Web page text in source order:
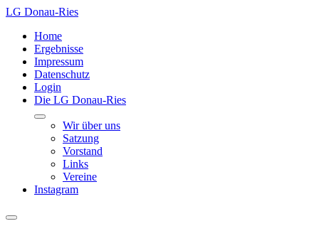
LG Donau-Ries
Home
Ergebnisse
Impressum
Datenschutz
Login
Die LG Donau-Ries
Wir über uns
Satzung
Vorstand
Links
Vereine
Instagram